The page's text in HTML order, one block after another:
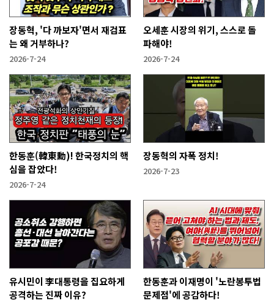
장동혁, '다 까보자'면서 재검표
는 왜 거부하나?
2026-7-24
오세훈 시장의 위기, 스스로 돌
파해야!
2026-7-24
한동훈(韓東勳)! 한국정치의 핵
심을 잡았다!
2026-7-24
장동혁의 자폭 정치!
2026-7-23
유시민이 李대통령을 집요하게
공격하는 진짜 이유?
한동훈과 이재명이 '노란봉투법
문제점'에 공감하다!